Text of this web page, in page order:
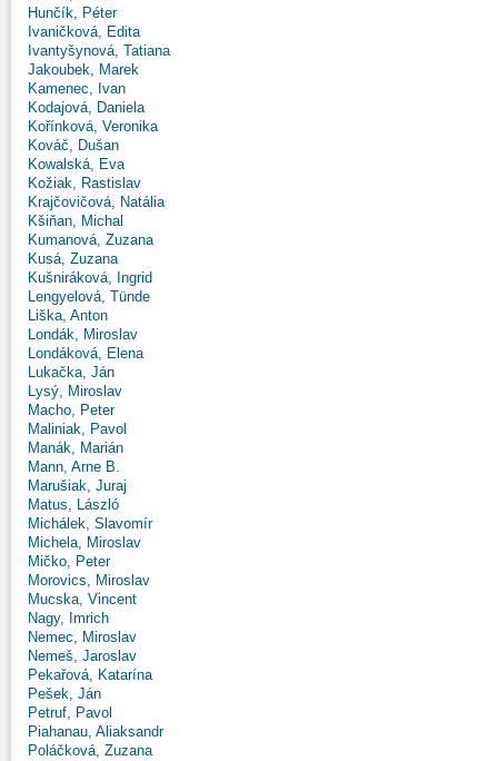
Hunčík, Péter
Ivaničková, Edita
Ivantyšynová, Tatiana
Jakoubek, Marek
Kamenec, Ivan
Kodajová, Daniela
Kořínková, Veronika
Kováč, Dušan
Kowalská, Eva
Kožiak, Rastislav
Krajčovičová, Natália
Kšiňan, Michal
Kumanová, Zuzana
Kusá, Zuzana
Kušniráková, Ingrid
Lengyelová, Tünde
Liška, Anton
Londák, Miroslav
Londáková, Elena
Lukačka, Ján
Lysý, Miroslav
Macho, Peter
Maliniak, Pavol
Manák, Marián
Mann, Arne B.
Marušiak, Juraj
Matus, László
Michálek, Slavomír
Michela, Miroslav
Mičko, Peter
Morovics, Miroslav
Mucska, Vincent
Nagy, Imrich
Nemec, Miroslav
Nemeš, Jaroslav
Pekařová, Katarína
Pešek, Ján
Petruf, Pavol
Piahanau, Aliaksandr
Poláčková, Zuzana